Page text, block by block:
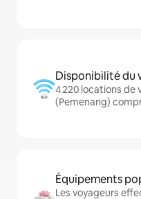
Disponibilité du
4 220 locations de
(Pemenang)
Équipements
Les voyageurs